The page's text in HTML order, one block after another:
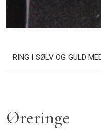
RING I SØLV OG GULD
Øreringe​